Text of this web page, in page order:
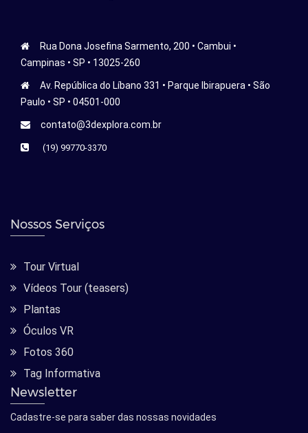
Rua Dona Josefina Sarmento, 200 • Cambui •
Campinas • SP • 13025-260
Av. República do Líbano 331 • Parque Ibirapuera • São
Paulo • SP • 04501-000
contato@3dexplora.com.br
(19) 99770-3370
Nossos Serviços
Tour Virtual
Vídeos Tour (teasers)
Plantas
Óculos VR
Fotos 360
Tag Informativa
Newsletter
Cadastre-se para saber das nossas novidades